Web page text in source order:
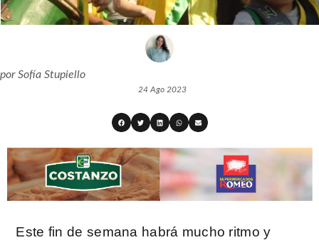
porSofía Stupiello
24 Ago 2023
Este fin de semana habrá mucho ritmo y